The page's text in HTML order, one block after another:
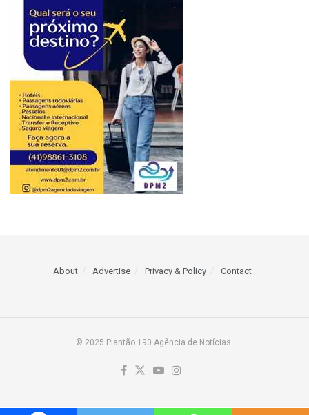
About Advertise Privacy & Policy Contact
© 2025 Plantão 190 Agência de Notícias.